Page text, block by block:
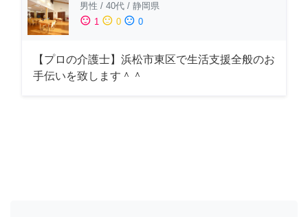
男性 / 40代 / 静岡県
sentiment_satisfied 1 sentiment_neutral 0 sentiment_dissatisfied 0
【プロの介護士】浜松市東区で生活支援全般のお
手伝いを致します＾＾